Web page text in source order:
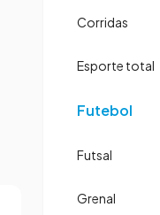
Corridas
Esporte total
Futebol
Futsal
Grenal